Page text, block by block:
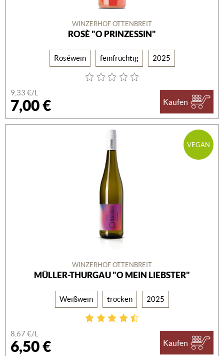
WINZERHOF OTTENBREIT
ROSÈ "O PRINZESSIN"
Roséwein feinfruchtig 2025
9,33 €/L
7,00 € Kaufen
VEGAN
WINZERHOF OTTENBREIT
MÜLLER-THURGAU "O MEIN LIEBSTER"
Weißwein trocken 2025
8,67 €/L
6,50 € Kaufen